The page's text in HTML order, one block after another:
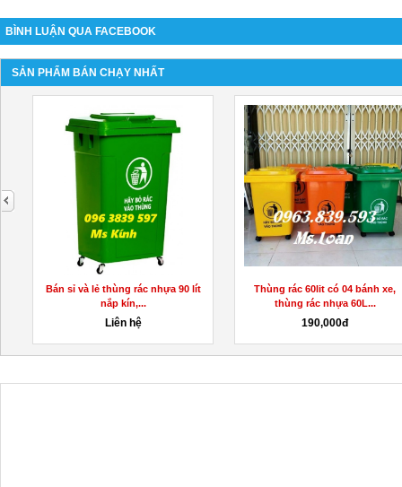
BÌNH LUẬN QUA FACEBOOK
SẢN PHẨM BÁN CHẠY NHẤT
Bán sỉ và lẻ thùng rác nhựa 90 lít
nắp kín,...
Liên hệ
Thùng rác 60lit có 04 bánh xe,
thùng rác nhựa 60L...
190,000đ
next